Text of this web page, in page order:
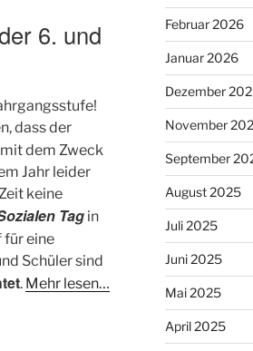
6. und
dass der
dem Zweck
Jahr leider
keine
Tag in
für eine
Schüler sind
. Mehr lesen…
Februar 2026
Januar 2026
Dezember
November
September
August 2025
Juli 2025
Juni 2025
Mai 2025
April 2025